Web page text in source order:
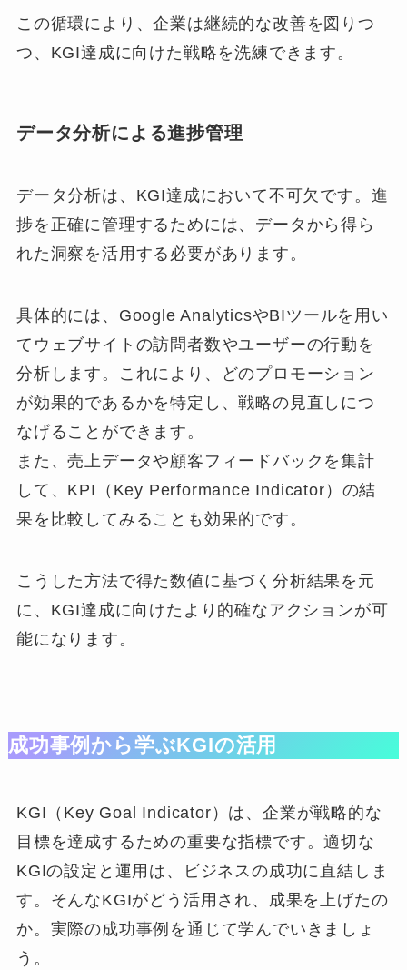
この循環により、企業は継続的な改善を図りつ
つ、KGI達成に向けた戦略を洗練できます。
データ分析による進捗管理
データ分析は、KGI達成において不可欠です。進
捗を正確に管理するためには、データから得ら
れた洞察を活用する必要があります。
具体的には、Google AnalyticsやBIツールを用い
てウェブサイトの訪問者数やユーザーの行動を
分析します。これにより、どのプロモーション
が効果的であるかを特定し、戦略の見直しにつ
なげることができます。
また、売上データや顧客フィードバックを集計
して、KPI（Key Performance Indicator）の結
果を比較してみることも効果的です。
こうした方法で得た数値に基づく分析結果を元
に、KGI達成に向けたより的確なアクションが可
能になります。
成功事例から学ぶKGIの活用
KGI（Key Goal Indicator）は、企業が戦略的な
目標を達成するための重要な指標です。適切な
KGIの設定と運用は、ビジネスの成功に直結しま
す。そんなKGIがどう活用され、成果を上げたの
か。実際の成功事例を通じて学んでいきましょ
う。